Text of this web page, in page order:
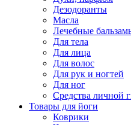
Дезодоранты
Масла
Лечебные
Для тела
Для лица
Для волос
Для рук и ногтей
Для ног
Средства личной
Товары для йоги
Коврики